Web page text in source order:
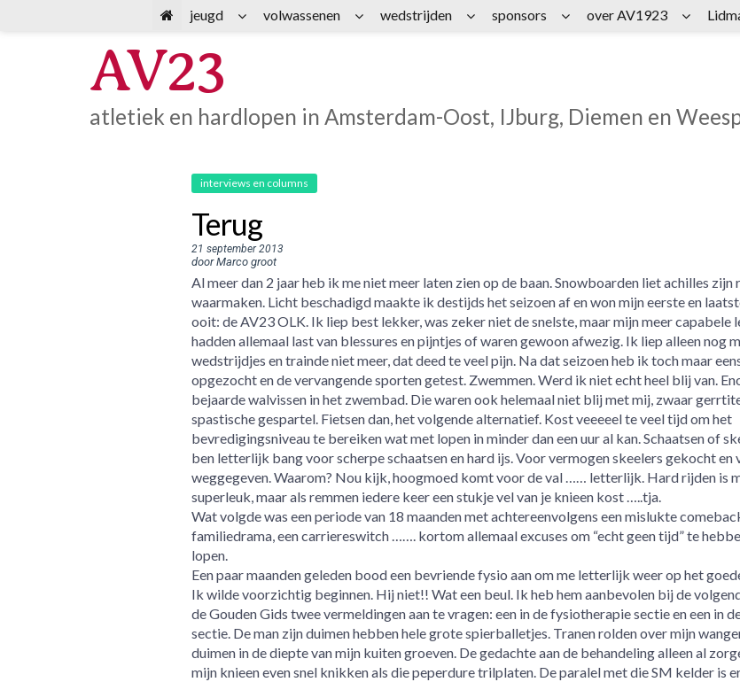
AV23
atletiek en hardlopen in Amsterdam-Oost, IJburg, Diemen en
interviews en columns
Terug
21 september 2013
door Marco groot
Al meer dan 2 jaar heb ik me niet meer laten zien op de baan. Snowboarden liet achilles zijn
waarmaken. Licht beschadigd maakte ik destijds het seizoen af en won mijn eerste en
ooit: de AV23 OLK. Ik liep best lekker, was zeker niet de snelste, maar mijn meer capabele
hadden allemaal last van blessures en pijntjes of waren gewoon afwezig. Ik liep alleen nog
wedstrijdjes en trainde niet meer, dat deed te veel pijn. Na dat seizoen heb ik toch maar
opgezocht en de vervangende sporten getest. Zwemmen. Werd ik niet echt heel blij van.
bejaarde walvissen in het zwembad. Die waren ook helemaal niet blij met mij, zwaar
spastische gespartel. Fietsen dan, het volgende alternatief. Kost veeeeel te veel tijd om het
bevredigingsniveau te bereiken wat met lopen in minder dan een uur al kan. Schaatsen of
ben letterlijk bang voor scherpe schaatsen en hard ijs. Voor vermogen skeelers gekocht en
weggegeven. Waarom? Nou kijk, hoogmoed komt voor de val …… letterlijk. Hard rijden is
superleuk, maar als remmen iedere keer een stukje vel van je knieen kost …..tja.
Wat volgde was een periode van 18 maanden met achtereenvolgens een mislukte
familiedrama, een carriereswitch ……. kortom allemaal excuses om “echt geen tijd” te
lopen.
Een paar maanden geleden bood een bevriende fysio aan om me letterlijk weer op het
Ik wilde voorzichtig beginnen. Hij niet!! Wat een beul. Ik heb hem aanbevolen bij de
de Gouden Gids twee vermeldingen aan te vragen: een in de fysiotherapie sectie en een in
sectie. De man zijn duimen hebben hele grote spierballetjes. Tranen rolden over mijn
duimen in de diepte van mijn kuiten groeven. De gedachte aan de behandeling alleen al
mijn knieen even snel knikken als die peperdure trilplaten. De paralel met die SM kelder is
jeugd volwassenen wedstrijden sponsors over AV1923